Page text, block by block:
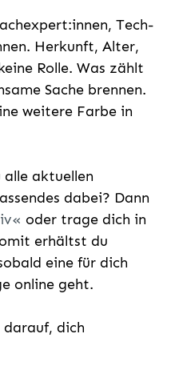
Tech-
Herkunft, Alter,
Rolle. Was zählt
Sache brennen.
weitere Farbe in
aktuellen
dabei? Dann
oder trage dich in
erhältst du
eine für dich
online geht.
dich